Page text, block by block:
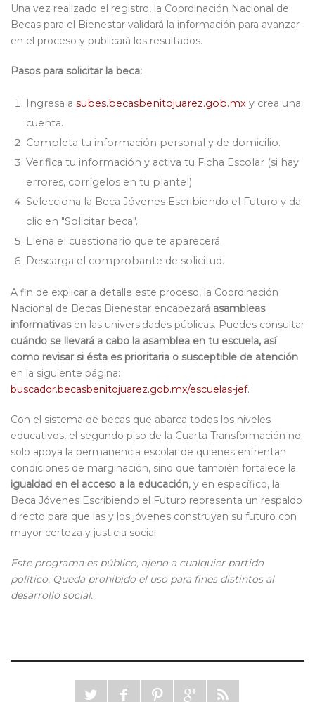
Una vez realizado el registro, l a Coordinación Nacional de
Becas para el Bienestar validará la información para avanzar
en el proceso y publicará los resultados.
Pasos para solicitar la beca:
Ingresa asubes.becasbenitojuarez.gob.mx y crea una
cuenta.
Completa tu información personal y de domicilio.
Verifica tu información y activa tu Ficha Escolar (si hay
errores, corrígelos en tu plantel)
Selecciona la Beca Jóvenes Escribiendo el Futuro y da
clic en "Solicitar beca".
Llena el cuestionario que te aparecerá.
Descarga el comprobante de solicitud.
A fin de explicar a detalle este proceso, la Coordinación
Nacional de Becas Bienestar encabezará asambleas
informativasen las universidades públicas. Puedes consultar
cuándo se llevará a cabo la asamblea en tu escuela, así
como revisar si ésta es prioritaria o susceptible de atención
en la siguiente página:
buscador.becasbenitojuarez.gob.mx/escuelas-jef.
Con el sistema de becas que abarca todos los niveles
educativos, el segundo piso de la Cuarta Transformación no
solo apoya la permanencia escolar de quienes enfrentan
condiciones de marginación, sino que también fortalece la
igualdad en el acceso a la educación, y en específico, la
Beca Jóvenes Escribiendo el Futuro representa un respaldo
directo para que las y los jóvenes construyan su futuro con
mayor certeza y justicia social.
Esteprograma espúblico, ajeno a cualquier partido
político. Queda prohibido el uso para fines distintos al
desarrollo social.